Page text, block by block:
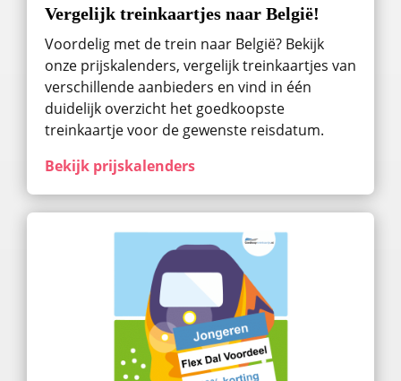
Vergelijk treinkaartjes naar België!
Voordelig met de trein naar België? Bekijk
onze prijskalenders, vergelijk treinkaartjes van
verschillende aanbieders en vind in één
duidelijk overzicht het goedkoopste
treinkaartje voor de gewenste reisdatum.
Bekijk prijskalenders